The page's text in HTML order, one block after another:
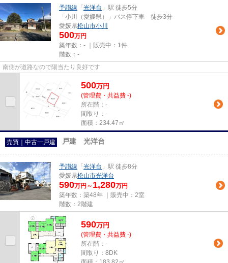
予讃線 「 光洋台 」駅 徒歩5分
「小川（愛媛県）」バス停下車 徒歩3分
愛媛県松山市小川
500万円
築年数：- ｜販売中： 1件
階数：-
南側が道路なので陽当たり良好です
500万円
(管理費・共益費 -)
所在階：-
間取り：-
面積：234.47㎡
売買｜中古一戸建 戸建 光洋台
予讃線 「 光洋台 」駅 徒歩8分
愛媛県松山市光洋台
590万円～ 1,280万円
築年数：築48年 ｜販売中： 2室
階数：2階建
590万円
(管理費・共益費 -)
所在階：-
間取り：8DK